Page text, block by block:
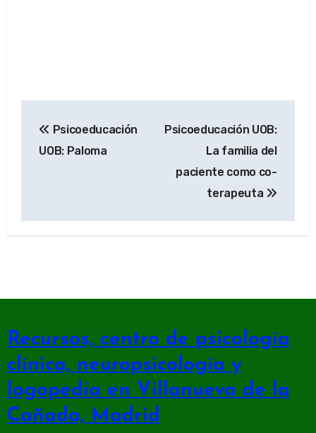
de
Psicoeducación
UOB: Paloma
Psicoeducación UOB:
La familia del
paciente como co-
terapeuta
Recursos, centro de psicología
clínica, neuropsicología y
logopedia en Villanueva de la
Cañada, Madrid